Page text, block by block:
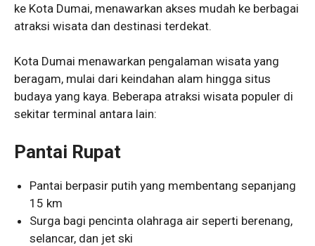
ke Kota Dumai, menawarkan akses mudah ke berbagai
atraksi wisata dan destinasi terdekat.
Kota Dumai menawarkan pengalaman wisata yang
beragam, mulai dari keindahan alam hingga situs
budaya yang kaya. Beberapa atraksi wisata populer di
sekitar terminal antara lain:
Pantai Rupat
Pantai berpasir putih yang membentang sepanjang
15 km
Surga bagi pencinta olahraga air seperti berenang,
selancar, dan jet ski